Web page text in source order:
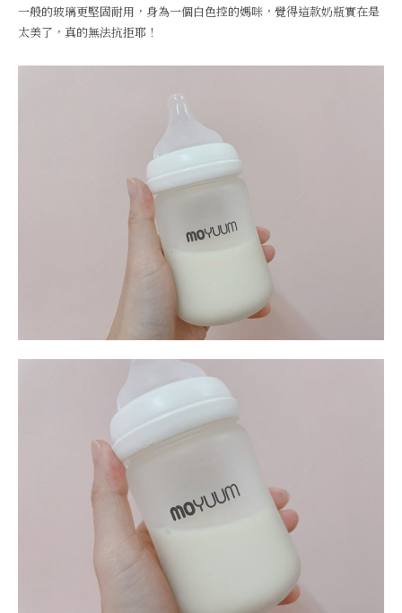
一般的玻璃更堅固耐用，身為一個白色控的媽咪，覺得這款奶瓶實在是
太美了，真的無法抗拒耶！